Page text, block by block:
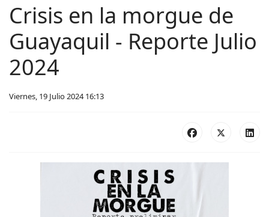
Crisis en la morgue de
Guayaquil - Reporte Julio
2024
Viernes, 19 Julio 2024 16:13